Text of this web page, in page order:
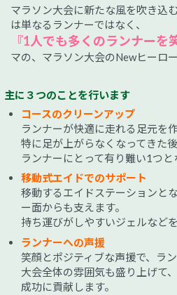
マラソン大会に新たな風を吹き込
は単なるランナーではなく、
『1人でも多くのランナーを
マの、マラソン大会のNewヒーロー
主に３つのことを行います
コースのクリーンアップ
ランナーが快適に走れる足元を
特に足が上がらなくなってきた
ランナーにとって有り難い1つと
移動式エイドでのサポート
移動するエイドステーションと
ー面からも支えます。
持ち運びがしやすいジェルなど
ランナーへの声援
笑顔とポジティブな声援で、ラ
大会全体の雰囲気も盛り上げて
成功に貢献します。